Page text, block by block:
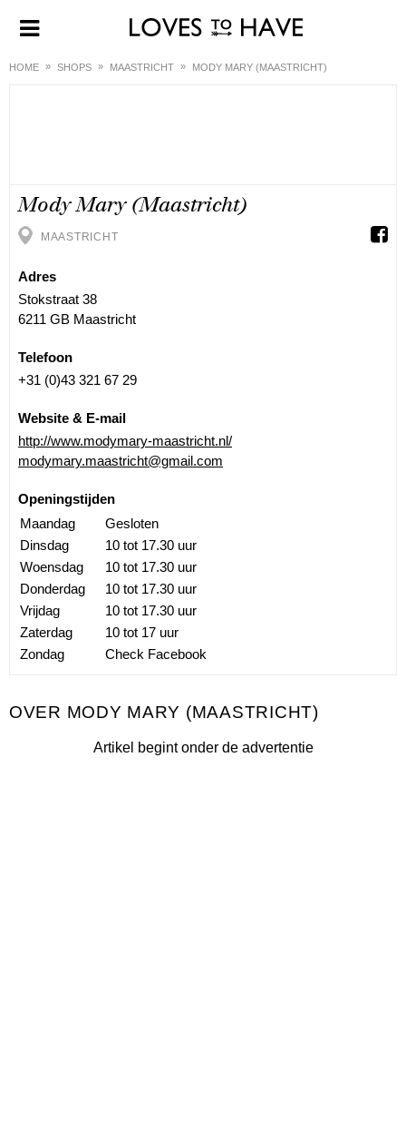
HOME SHOPS MAASTRICHT MODY MARY (MAASTRICHT)
Mody Mary (Maastricht)
MAASTRICHT
Adres
Stokstraat 38
6211 GB Maastricht
Telefoon
+31 (0)43 321 67 29
Website & E-mail
http://www.modymary-maastricht.nl/
modymary.maastricht@gmail.com
Openingstijden
Maandag
Gesloten
Dinsdag
10 tot 17.30 uur
Woensdag
10 tot 17.30 uur
Donderdag
10 tot 17.30 uur
Vrijdag
10 tot 17.30 uur
Zaterdag
10 tot 17 uur
Zondag
Check Facebook
MODY MARY (MAASTRICHT)
Artikel begint onder de advertentie